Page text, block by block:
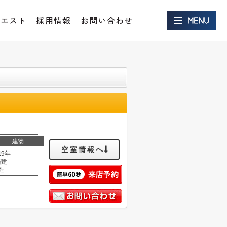
スト 採用情報 お問い合わせ
建物
年
建
空室情報へ